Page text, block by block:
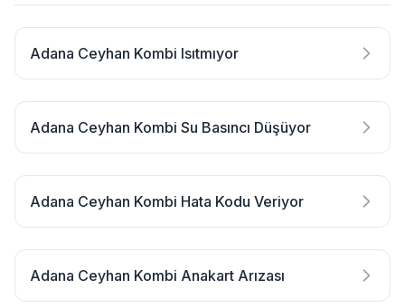
Adana Ceyhan Kombi Isıtmıyor
Adana Ceyhan Kombi Su Basıncı Düşüyor
Adana Ceyhan Kombi Hata Kodu Veriyor
Adana Ceyhan Kombi Anakart Arızası